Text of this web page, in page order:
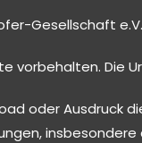
Gesellschaft
vorbehalten. Die
oder Ausdruck